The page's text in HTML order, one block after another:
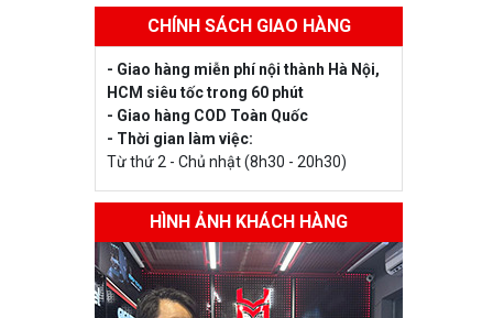
CHÍNH SÁCH GIAO HÀNG
- Giao hàng miễn phí nội thành Hà Nội,
HCM siêu tốc trong 60 phút
- Giao hàng COD Toàn Quốc
- Thời gian làm việc:
Từ thứ 2 - Chủ nhật (8h30 - 20h30)
HÌNH ẢNH KHÁCH HÀNG